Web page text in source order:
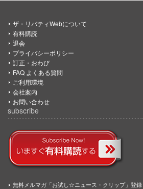
ザ・リバティWebについて
有料購読
退会
プライバシーポリシー
訂正・おわび
FAQ よくある質問
ご利用環境
会社案内
お問い合わせ
subscribe
無料メルマガ「お試し☆ニュース・クリップ」登録